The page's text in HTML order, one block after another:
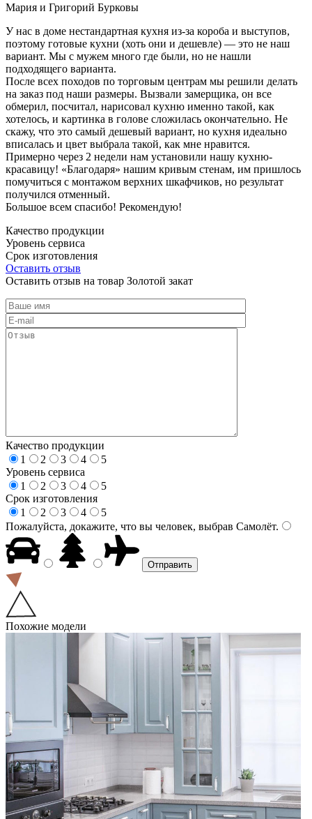
Мария и Григорий Бурковы
У нас в доме нестандартная кухня из-за короба и выступов,
поэтому готовые кухни (хоть они и дешевле) — это не наш
вариант. Мы с мужем много где были, но не нашли
подходящего варианта.
После всех походов по торговым центрам мы решили делать
на заказ под наши размеры. Вызвали замерщика, он все
обмерил, посчитал, нарисовал кухню именно такой, как
хотелось, и картинка в голове сложилась окончательно. Не
скажу, что это самый дешевый вариант, но кухня идеально
вписалась и цвет выбрала такой, как мне нравится.
Примерно через 2 недели нам установили нашу кухню-
красавицу! «Благодаря» нашим кривым стенам, им пришлось
помучиться с монтажом верхних шкафчиков, но результат
получился отменный.
Большое всем спасибо! Рекомендую!
Качество продукции
Уровень сервиса
Срок изготовления
Оставить отзыв
Оставить отзыв на товар Золотой закат
Качество продукции
1
2 3 4
5
Уровень сервиса
1
2 3 4
5
Срок изготовления
1
2 3 4
5
Пожалуйста, докажите, что вы человек, выбрав Самолёт.
Похожие модели